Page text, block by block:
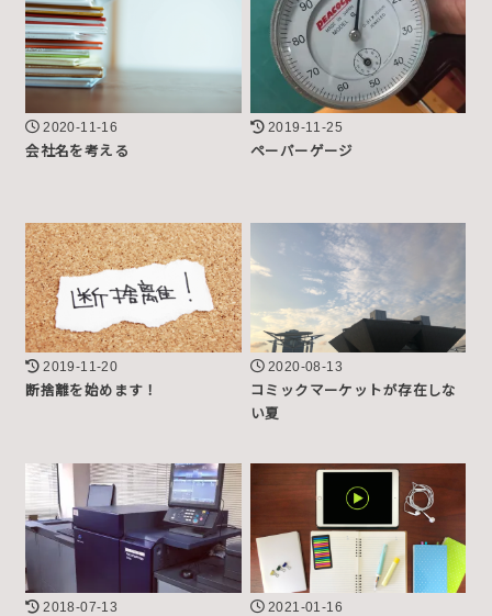
2020-11-16
会社名を考える
2019-11-25
ペーパーゲージ
2019-11-20
断捨離を始めます！
2020-08-13
コミックマーケットが存在しな
い夏
2018-07-13
2021-01-16